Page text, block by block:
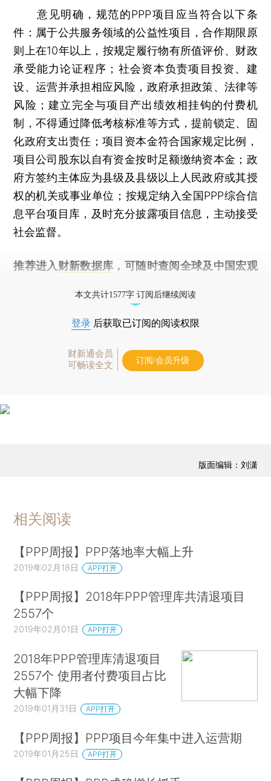
意见明确，规范的PPP项目应当符合以下条
件：属于公共服务领域的公益性项目，合作期限原
则上在10年以上，按规定履行物有所值评价、财政
承受能力论证程序；社会资本负责项目投资、建
设、运营并承担相应风险，政府承担政策、法律等
风险；建立完全与项目产出绩效相挂钩的付费机
制，不得通过降低考核标准等方式，提前锁定、固
化政府支出责任；项目资本金符合国家规定比例，
项目公司股东以自有资金按时足额缴纳资本金；政
府方签约主体应为县级及县级以上人民政府或其授
权的机关或事业单位；按规定纳入全国PPP综合信
息平台项目库，及时充分披露项目信息，主动接受
社会监督。
推荐进入 财新数据库 ，可随时查阅全球及中国宏观
本文共计1577字 订阅后继续阅读
登录 后获取已订阅的阅读权限
财新通会员
可畅读全文
订阅/会员升级
版面编辑：刘潇
相关阅读
【PPP周报】PPP落地率大幅上升
2019年02月18日 APP打开
【PPP周报】2018年PPP管理库共清退项目
2557个
2019年02月01日 APP打开
2018年PPP管理库清退项目
2557个 使用者付费项目占比
大幅下降
2019年01月31日 APP打开
【PPP周报】PPP项目今年集中进入运营期
2019年01月25日 APP打开